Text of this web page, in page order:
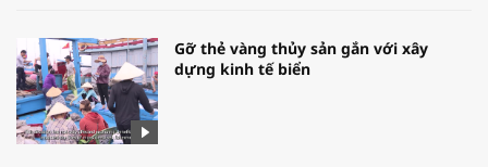
Gỡ thẻ vàng thủy sản gắn với xây
dựng kinh tế biển